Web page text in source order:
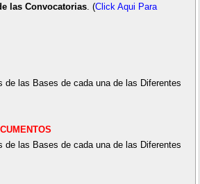
las Convocatorias. (Click Aqui Para
de las Bases de cada una de las Diferentes
de las Bases de cada una de las Diferentes